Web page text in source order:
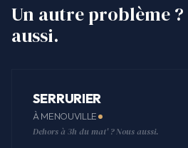
Un autre problème ?
aussi.
SERRURIER
À MENOUVILLE
Dehors à 3h du mat' ? Nous aussi.